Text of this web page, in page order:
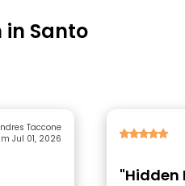
in Santo
Taccone
Jul 01, 2026
"Hidden